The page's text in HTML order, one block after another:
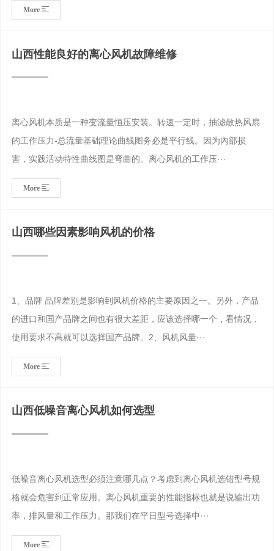
More
山西性能良好的离心风机故障维修
离心风机本质是一种变流量恒压安装。转速一定时，抽滤散热风扇
的工作压力-总流量基础理论曲线图务必是平行线。因为內部损
害，实践活动特性曲线图是弯曲的。离心风机的工作压···
More
山西哪些因素影响风机的价格
1、品牌 品牌差别是影响到风机价格的主要原因之一。另外，产品
的进口和国产品牌之间也有很大差距，应该选择哪一个，看情况，
使用要求不高就可以选择国产品牌。2、风机风量···
More
山西低噪音离心风机如何选型
低噪音离心风机选型必须注意哪几点？考虑到离心风机选错型号规
格就会危害到正常应用。离心风机重要的性能指标也就是说输出功
率，排风量和工作压力。那我们在平日型号选择中···
More